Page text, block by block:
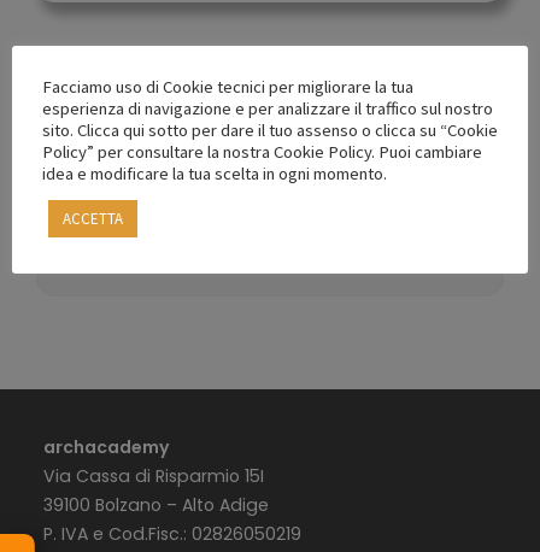
Vai indietro a
AQUA | Il circolo virtuoso dell’acqua e il
calcolo del RIE – Der Kreislauf des
archacademy
Via Cassa di Risparmio 15I
39100 Bolzano – Alto Adige
P. IVA e Cod.Fisc.: 02826050219
Facciamo uso di Cookie tecnici per migliorare la tua
esperienza di navigazione e per analizzare il traffico sul nostro
sito. Clicca qui sotto per dare il tuo assenso o clicca su “Cookie
Policy” per consultare la nostra Cookie Policy. Puoi cambiare
idea e modificare la tua scelta in ogni momento.
ACCETTA